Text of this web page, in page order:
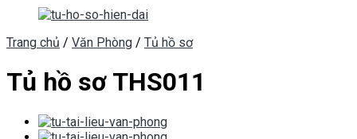
Trang chủ / Văn Phòng / Tủ hồ sơ
Tủ hồ sơ THS011